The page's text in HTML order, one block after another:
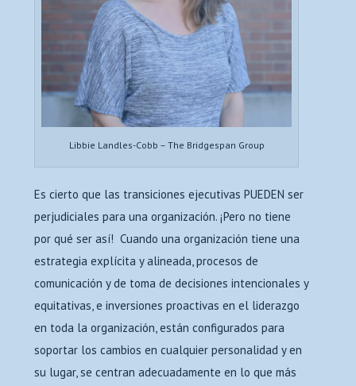
Libbie Landles-Cobb – The Bridgespan Group
Es cierto que las transiciones ejecutivas PUEDEN ser
perjudiciales para una organización. ¡Pero no tiene
por qué ser así! Cuando una organización tiene una
estrategia explícita y alineada, procesos de
comunicación y de toma de decisiones intencionales y
equitativas, e inversiones proactivas en el liderazgo
en toda la organización, están configurados para
soportar los cambios en cualquier personalidad y en
su lugar, se centran adecuadamente en lo que más